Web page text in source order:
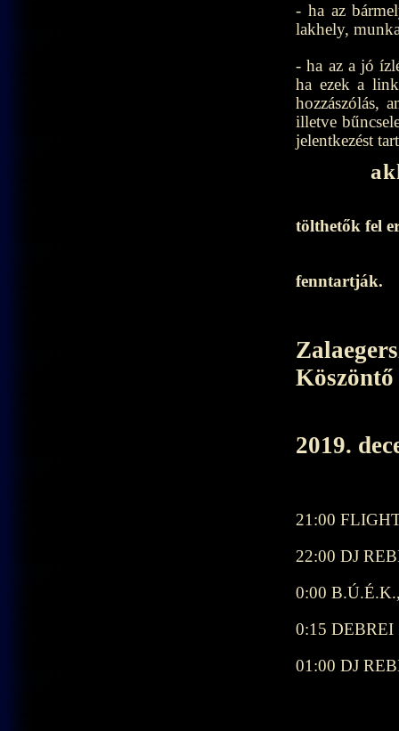
- ha az
lakhely,
- ha az a jó
ha ezek a
hozzászólás,
illetve
jelentkezést
akkor
tölthetők fel
fenntartják.
Köszöntő
2019.
21:00
22:00 DJ
0:00
0:15